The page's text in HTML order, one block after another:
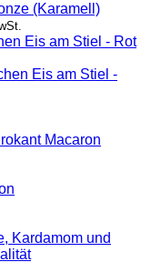
(Karamell)
Eis am Stiel - Rot
Eis am Stiel -
Macaron